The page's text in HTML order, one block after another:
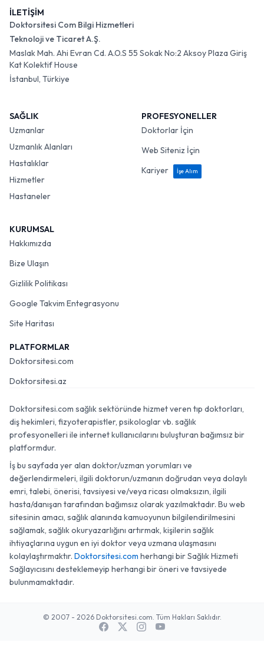
İLETİŞİM
Doktorsitesi Com Bilgi Hizmetleri
Teknoloji ve Ticaret A.Ş.
Maslak Mah. Ahi Evran Cd. A.O.S 55 Sokak No:2 Aksoy Plaza Giriş
Kat Kolektif House
İstanbul, Türkiye
SAĞLIK
Uzmanlar
Uzmanlık Alanları
Hastalıklar
Hizmetler
Hastaneler
PROFESYONELLER
Doktorlar İçin
Web Siteniz İçin
Kariyer
İşe Alım
KURUMSAL
Hakkımızda
Bize Ulaşın
Gizlilik Politikası
Google Takvim Entegrasyonu
Site Haritası
PLATFORMLAR
Doktorsitesi.com
Doktorsitesi.az
Doktorsitesi.com sağlık sektöründe hizmet veren tıp doktorları,
diş hekimleri, fizyoterapistler, psikologlar vb. sağlık
profesyonelleri ile internet kullanıcılarını buluşturan bağımsız bir
platformdur.
İş bu sayfada yer alan doktor/uzman yorumları ve
değerlendirmeleri, ilgili doktorun/uzmanın doğrudan veya dolaylı
emri, talebi, önerisi, tavsiyesi ve/veya ricası olmaksızın, ilgili
hasta/danışan tarafından bağımsız olarak yazılmaktadır. Bu web
sitesinin amacı, sağlık alanında kamuoyunun bilgilendirilmesini
sağlamak, sağlık okuryazarlığını artırmak, kişilerin sağlık
ihtiyaçlarına uygun en iyi doktor veya uzmana ulaşmasını
kolaylaştırmaktır. Doktorsitesi.com herhangi bir Sağlık Hizmeti
Sağlayıcısını desteklemeyip herhangi bir öneri ve tavsiyede
bulunmamaktadır.
© 2007 - 2026 Doktorsitesi.com. Tüm Hakları Saklıdır.